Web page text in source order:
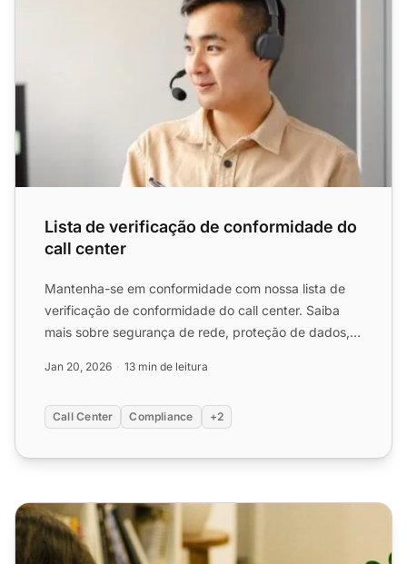
Lista de verificação de conformidade do
call center
Mantenha-se em conformidade com nossa lista de
verificação de conformidade do call center. Saiba
mais sobre segurança de rede, proteção de dados,
Jan 20, 2026 13 min de leitura
Call Center Compliance +2
Lista de Verificação de Diretórios para Enviar Sua Startup